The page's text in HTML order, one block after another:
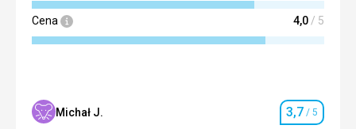
Cena 4,0/ 5
Michał J. Hodnotenie
3,7 / 5